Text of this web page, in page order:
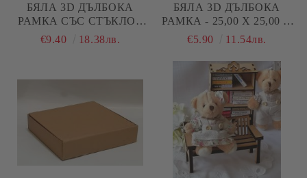
БЯЛА 3D ДЪЛБОКА
РАМКА СЪС СТЪКЛО -
27,00 Х 27,00 Х 6,00 СМ
€9.40 18.38лв.
БЯЛА 3D ДЪЛБОКА
РАМКА - 25,00 Х 25,00 Х
3,00 СМ
€5.90 11.54лв.